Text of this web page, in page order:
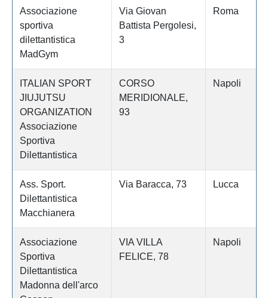
Associazione
sportiva
dilettantistica
MadGym
Via Giovan
Battista Pergolesi,
3
Roma
ITALIAN SPORT
JIUJUTSU
ORGANIZATION
Associazione
Sportiva
Dilettantistica
CORSO
MERIDIONALE,
93
Napoli
Ass. Sport.
Dilettantistica
Macchianera
Via Baracca, 73 Lucca
Associazione
Sportiva
Dilettantistica
Madonna dell'arco
VIA VILLA
FELICE, 78
Napoli